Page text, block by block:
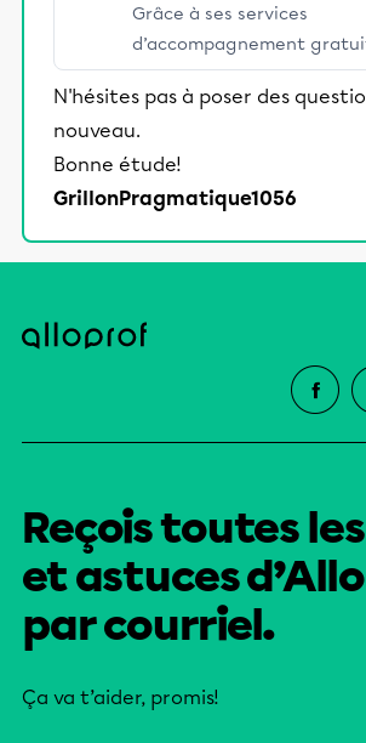
Grâce à ses services
d’accompagnement
stimulants, Alloprof
et leurs parents dans la
éducative.
N'hésites pas à poser des
nouveau.
Bonne étude!
GrillonPragmatique1056
Reçois toutes
et astuces
par courriel.
Ça va t’aider, promis!